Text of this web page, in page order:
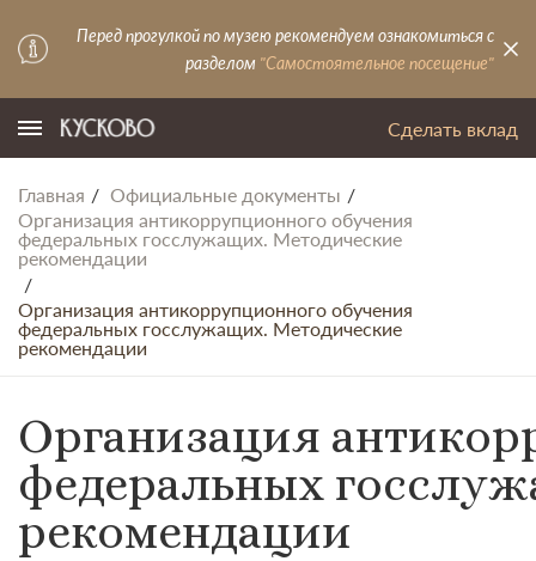
Перед прогулкой по музею рекомендуем ознакомиться с
разделом "Самостоятельное посещение"
Сделать вклад
Главная
Официальные документы
Организация антикоррупционного обучения
федеральных госслужащих. Методические
рекомендации
Организация антикоррупционного обучения
федеральных госслужащих. Методические
рекомендации
Организация
федеральных
рекомендации